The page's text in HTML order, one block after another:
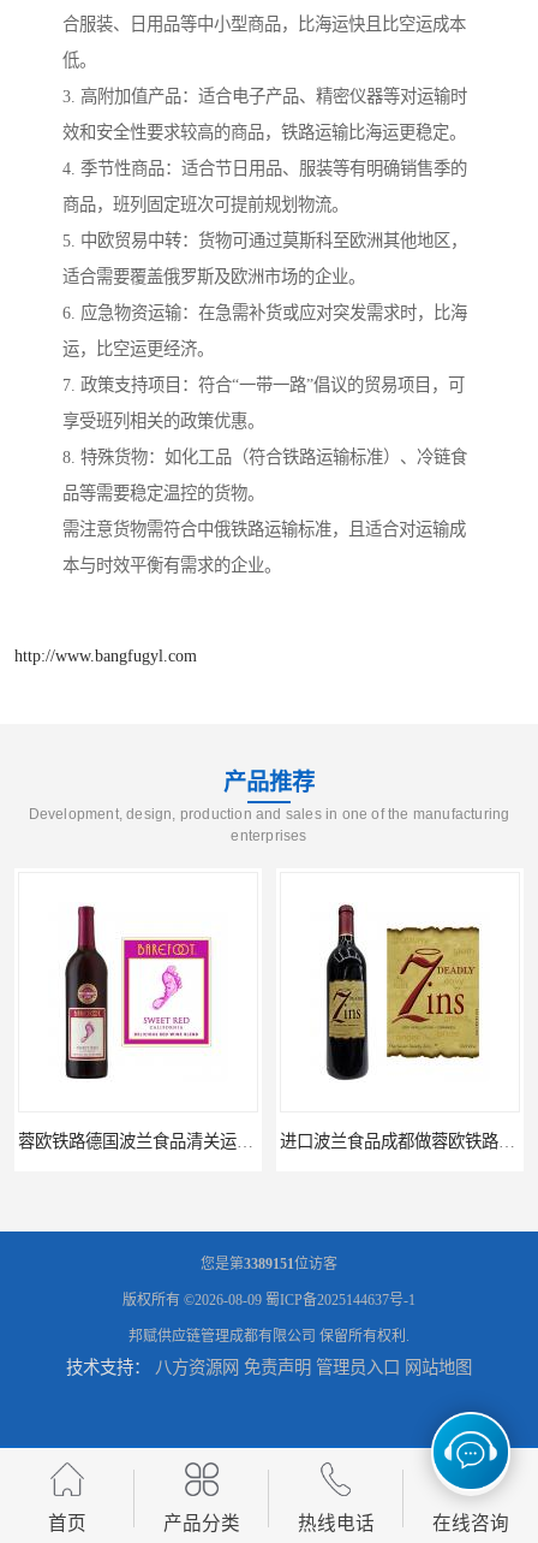
合服装、日用品等中小型商品，比海运快且比空运成本
低。
3. 高附加值产品：适合电子产品、精密仪器等对运输时
效和安全性要求较高的商品，铁路运输比海运更稳定。
4. 季节性商品：适合节日用品、服装等有明确销售季的
商品，班列固定班次可提前规划物流。
5. 中欧贸易中转：货物可通过莫斯科至欧洲其他地区，
适合需要覆盖俄罗斯及欧洲市场的企业。
6. 应急物资运输：在急需补货或应对突发需求时，比海
运，比空运更经济。
7. 政策支持项目：符合“一带一路”倡议的贸易项目，可
享受班列相关的政策优惠。
8. 特殊货物：如化工品（符合铁路运输标准）、冷链食
品等需要稳定温控的货物。
需注意货物需符合中俄铁路运输标准，且适合对运输成
本与时效平衡有需求的企业。
http://www.bangfugyl.com
产品推荐
Development, design, production and sales in one of the manufacturing
enterprises
蓉欧铁路波兰罗兹食品成都清关物流 蓉欧铁路清关订柜公司，波兰德国蓉欧铁路门到门
您是第3389151位访客
版权所有 ©2026-08-09 蜀ICP备2025144637号-1
邦赋供应链管理成都有限公司 保留所有权利.
技术支持： 八方资源网 免责声明 管理员入口 网站地图
首页 产品分类 热线电话 在线咨询